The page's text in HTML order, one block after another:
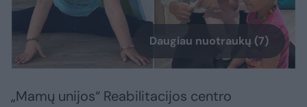
Daugiau nuotraukų (7)
„Mamų unijos“ Reabilitacijos centro